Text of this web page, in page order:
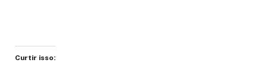
Curtir isso: